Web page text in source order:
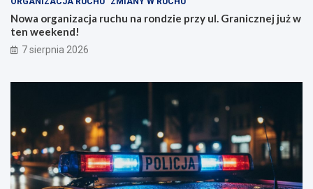
Nowa organizacja ruchu na rondzie przy ul. Granicznej już w
ten weekend!
7 sierpnia 2026